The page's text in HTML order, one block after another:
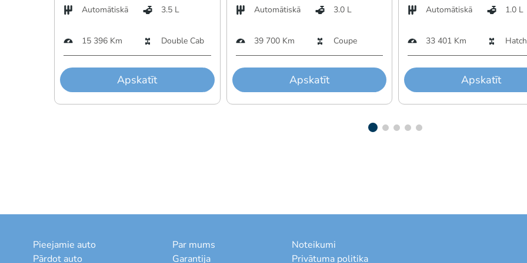
Automātiskā 3.5 L
15 396 Km Double Cab
Apskatīt
Automātiskā 3.0 L
39 700 Km Coupe
Apskatīt
Automātiskā 1.0 L
33 401 Km
Apskatīt
Pieejamie auto
Pārdot auto
Par mums
Garantija
Noteikumi
Privātuma politika